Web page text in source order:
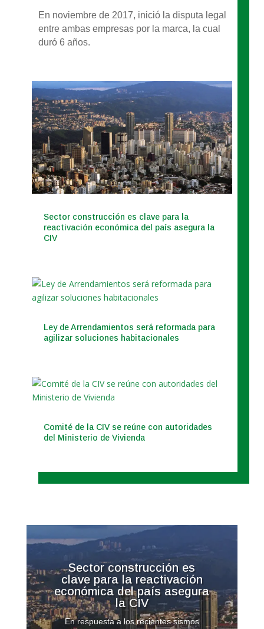
En noviembre de 2017, inició la disputa legal
entre ambas empresas por la marca, la cual
duró 6 años.
Sector construcción es clave para la
reactivación económica del país asegura la
CIV
Ley de Arrendamientos será reformada para
agilizar soluciones habitacionales
Comité de la CIV se reúne con autoridades
del Ministerio de Vivienda
Sector construcción es
clave para la reactivación
económica del país asegura
la CIV
En respuesta a los recientes sismos